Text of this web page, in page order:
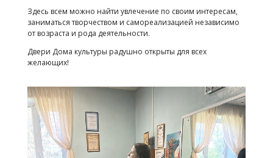
Здесь всем можно найти увлечение по своим интересам,
заниматься творчеством и самореализацией независимо
от возраста и рода деятельности.
Двери Дома культуры радушно открыты для всех
желающих!